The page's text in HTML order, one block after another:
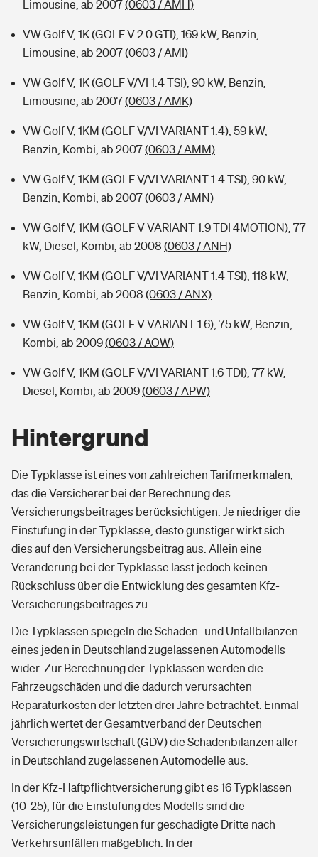
Limousine, ab 2007(0603 / AMH)
VW Golf V, 1K (GOLF V 2.0 GTI), 169 kW, Benzin,
Limousine, ab 2007(0603 / AMI)
VW Golf V, 1K (GOLF V/VI 1.4 TSI), 90 kW, Benzin,
Limousine, ab 2007(0603 / AMK)
VW Golf V, 1KM (GOLF V/VI VARIANT 1.4), 59 kW,
Benzin, Kombi, ab 2007(0603 / AMM)
VW Golf V, 1KM (GOLF V/VI VARIANT 1.4 TSI), 90 kW,
Benzin, Kombi, ab 2007(0603 / AMN)
VW Golf V, 1KM (GOLF V VARIANT 1.9 TDI 4MOTION), 77
kW, Diesel, Kombi, ab 2008 (0603 / ANH)
VW Golf V, 1KM (GOLF V/VI VARIANT 1.4 TSI), 118 kW,
Benzin, Kombi, ab 2008 (0603 / ANX)
VW Golf V, 1KM (GOLF V VARIANT 1.6), 75 kW, Benzin,
Kombi, ab 2009(0603 / AOW)
VW Golf V, 1KM (GOLF V/VI VARIANT 1.6 TDI), 77 kW,
Diesel, Kombi, ab 2009(0603 / APW)
Hintergrund
Die Typklasse ist eines von zahlreichen Tarifmerkmalen,
das die Versicherer bei der Berechnung des
Versicherungsbeitrages berücksichtigen. Je niedriger die
Einstufung in der Typklasse, desto günstiger wirkt sich
dies auf den Versicherungsbeitrag aus. Allein eine
Veränderung bei der Typklasse lässt jedoch keinen
Rückschluss über die Entwicklung des gesamten Kfz-
Versicherungsbeitrages zu.
Die Typklassen spiegeln die Schaden- und Unfallbilanzen
eines jeden in Deutschland zugelassenen Automodells
wider. Zur Berechnung der Typklassen werden die
Fahrzeugschäden und die dadurch verursachten
Reparaturkosten der letzten drei Jahre betrachtet. Einmal
jährlich wertet der Gesamtverband der Deutschen
Versicherungswirtschaft (GDV) die Schadenbilanzen aller
in Deutschland zugelassenen Automodelle aus.
In der Kfz-Haftpflichtversicherung gibt es 16 Typklassen
(10-25), für die Einstufung des Modells sind die
Versicherungsleistungen für geschädigte Dritte nach
Verkehrsunfällen maßgeblich. In der